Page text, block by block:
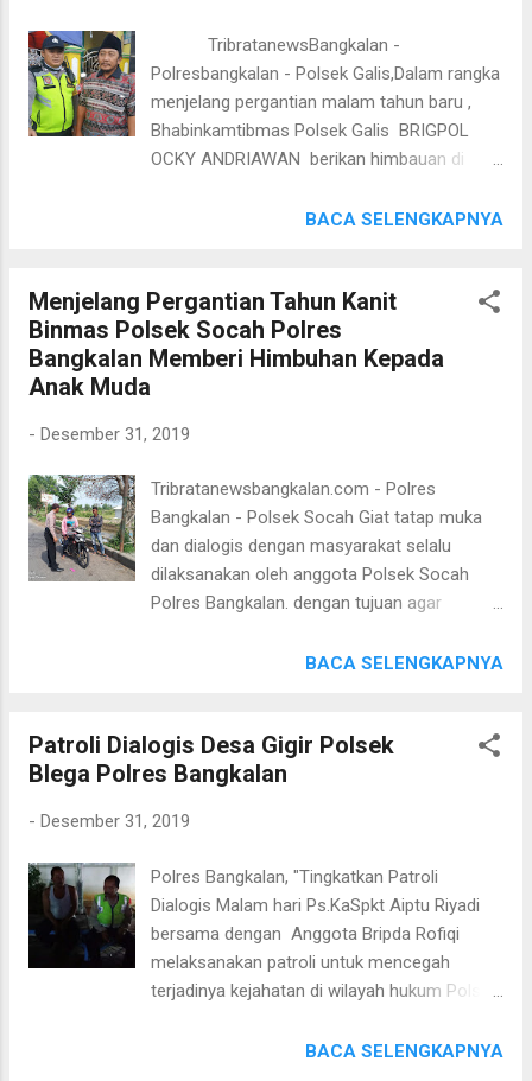
Humas Polres Bangkalan IPTU M.BAHRUDI
,SH. menyampaikan " bahwa petugas dari
Polsek Galis akan selalu turun dan dekat
dengan msyarakat tutur Kapolsek".
TribratanewsBangkalan -
Polresbangkalan - Polsek Galis,Dalam rangka
menjelang pergantian malam tahun baru ,
Bhabinkamtibmas Polsek Galis BRIGPOL
OCKY ANDRIAWAN berikan himbauan di
Kecamatan Galis pagi hari ini Selasa
Dalam kesempatan siang hari ini
Bhabinkamtibmas Polsek Galis BRIGPOL
OCKY ANDRIAWAN lakukan dialogis dengan
bengkel tidak melayani penggantian knalpot
pergantian tahun Kapolsek Galis AKP DAKY
DZUL QORNAIN S.H menyampaikan bahwa "
Jajarannya akan selalu dekat dengan
warganya "tutur Kapolsek"
BACA SELENGKAPNYA
Menjelang Pergantian Tahun Kanit
Binmas Polsek Socah Polres
Bangkalan Memberi Himbuhan Kepada
Anak Muda
- Desember 31, 2019
Tribratanewsbangkalan.com - Polres
Bangkalan - Polsek Socah Giat tatap muka
dan dialogis dengan masyarakat selalu
dilaksanakan oleh anggota Polsek Socah
Polres Bangkalan. dengan tujuan agar
dengan masyarakat untuk menimbulkan rasa
kondusif. Seperti Selasa malam ini
(31/12/19) anggota Polsek Socah Aipda Abd
warga Desa Buluh Kec Socah Kab Bangkalan.
asyik membicarakan situasi lingkungan
desanya. Tak lupa Aipda Abd Halim
menghimbau warga tersebut agar tetap
rukun dan pengertian dalam bersosial di
kehidupan bermasyarakat, serta menjaga
Desa Buluh Kec Socah Kab Bangkalan
BACA SELENGKAPNYA
Patroli Dialogis Desa Gigir Polsek
Blega Polres Bangkalan
- Desember 31, 2019
Polres Bangkalan, "Tingkatkan Patroli
Dialogis Malam hari Ps.KaSpkt Aiptu Riyadi
bersama dengan Anggota Bripda Rofiqi
melaksanakan patroli untuk mencegah
terjadinya kejahatan di wilayah hukum Polsek
Patroli Malam Hari oleh personil Polsek Blega
BACA SELENGKAPNYA